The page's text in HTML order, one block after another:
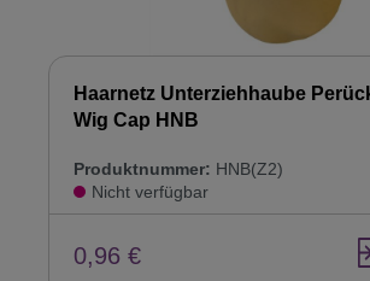
Haarnetz Unterziehhaube
Wig Cap HNB
Produktnummer: HNB(Z2)
Nicht verfügbar
0,96 €